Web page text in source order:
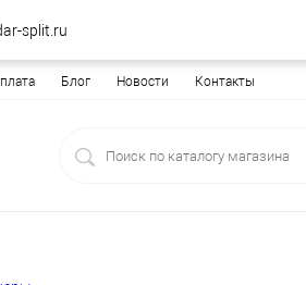
Блог Новости Контакты
split.ru